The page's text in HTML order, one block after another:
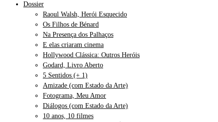
Dossier
Raoul Walsh, Herói Esquecido
Os Filhos de Bénard
Na Presença dos Palhaços
E elas criaram cinema
Hollywood Clássica: Outros Heróis
Godard, Livro Aberto
5 Sentidos (+ 1)
Amizade (com Estado da Arte)
Fotograma, Meu Amor
Diálogos (com Estado da Arte)
10 anos, 10 filmes